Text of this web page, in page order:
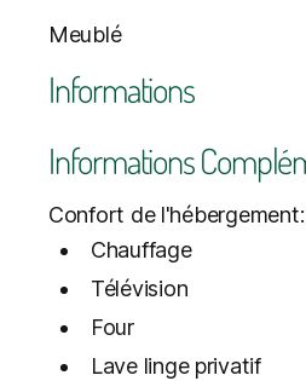
Meublé
Informations
Informations
Confort de l'hébergement:
Chauffage
Télévision
Four
Lave linge privatif